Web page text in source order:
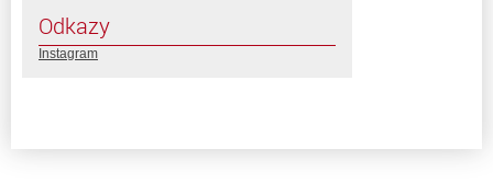
Odkazy
Instagram